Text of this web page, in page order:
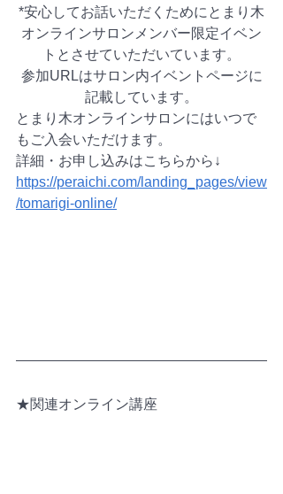
*安心してお話いただくためにとまり木
オンラインサロンメンバー限定イベン
トとさせていただいています。
参加URLはサロン内イベントページに
記載しています。
とまり木オンラインサロンにはいつで
もご入会いただけます。
詳細・お申し込みはこちらから↓
https://peraichi.com/landing_pages/view
/tomarigi-online/
★関連オンライン講座